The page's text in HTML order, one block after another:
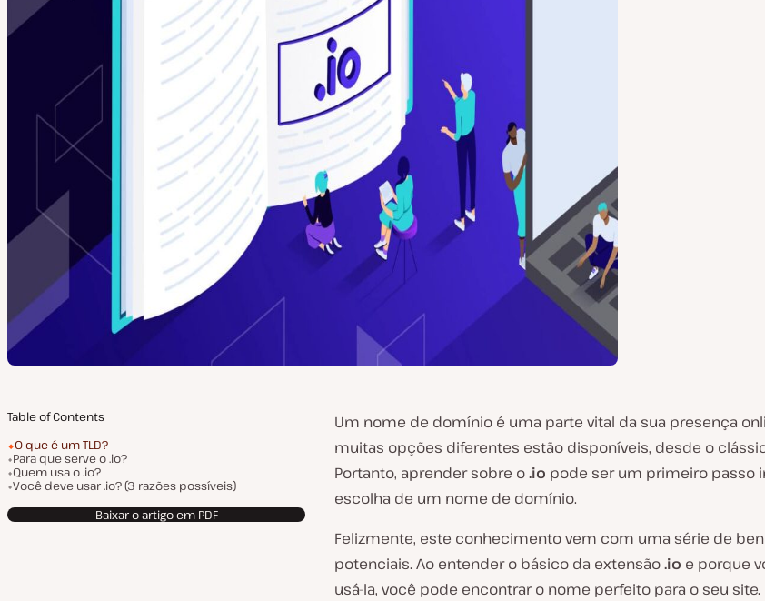
Table of Contents
O que é um TLD?
Para que serve o .io?
Quem usa o .io?
Você deve usar .io? (3 razões possíveis)
Baixar o artigo em PDF
Um nome de domínio é uma parte vital da sua presença
muitas opções diferentes estão disponíveis, desde o
Portanto, aprender sobre o.io pode ser um primeiro passo
escolha de um nome de domínio.
Felizmente, este conhecimento vem com uma série de
potenciais. Ao entender o básico da extensão.io e porque
usá-la, você pode encontrar o nome perfeito para o seu site.